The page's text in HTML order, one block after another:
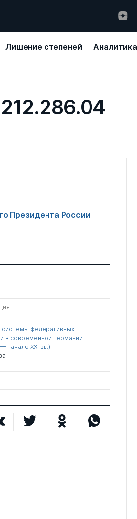
Лишение степеней Аналитика
Президента России
системы федеративных
в современной Германии
начало XXI вв.)